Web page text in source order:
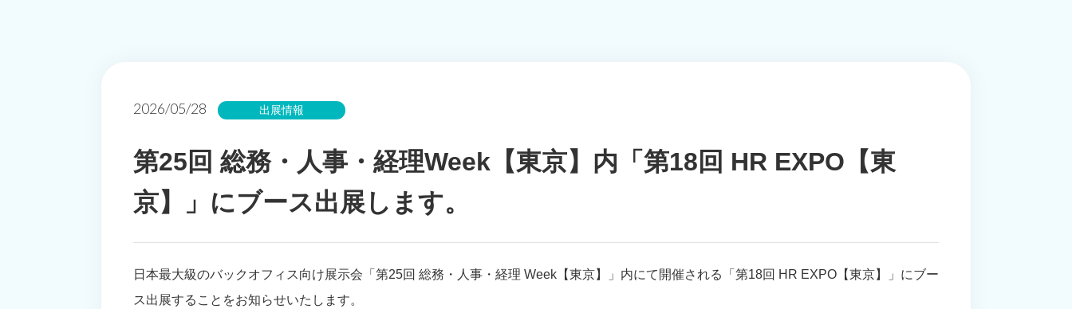
2026/05/28 出展情報
第25回 総務・人事・経理Week【東京】内「第18回 HR EXPO【東
京】」にブース出展します。
日本最大級のバックオフィス向け展示会「第25回 総務・人事・経理 Week【東京】」内にて開催される「第18回 HR EXPO【東京】」にブー
ス出展することをお知らせいたします。